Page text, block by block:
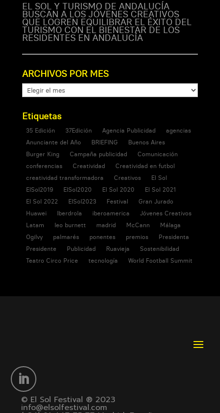
EL SOL Y TURISMO DE ANDALUCÍA
BUSCAN A LOS JÓVENES CREATIVOS
QUE LOGREN EQUILIBRAR EL ÉXITO DEL
TURISMO CON EL BIENESTAR DE LOS
RESIDENTES EN ANDALUCÍA
ARCHIVOS POR MES
ARCHIVOS
POR
Etiquetas
35 Edición 37Edición Agencia Publicidad
agencias
Anunciante del Año
BRIEFING
Buenos Aires
Burger King
Campaña publicidad
Comunicación
conferencias
Creatividad
Creatividad en futbol
creatividad transformadora
Creativos
El Sol
ElSol2019
ElSol2020 El Sol 2020
El Sol 2021
El Sol 2022
ElSol2023 Festival
Gran Jurado
Huawei
Iberdrola iberoamerica
Jóvenes Creativos
Latam
leo burnett madrid McCann
Málaga
Ogilvy
palmarés ponentes premios
Presidenta
Presidente
Publicidad Ruavieja
Sostenibilidad
Teatro Circo Price
tecnología World Football Summit
© El Sol Festival ® 2023
info@elsolfestival.com